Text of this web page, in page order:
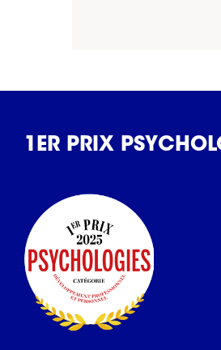
1ER PRIX